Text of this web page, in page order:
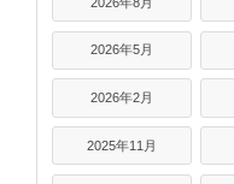
2026年5月
2026年2月
2025年11月